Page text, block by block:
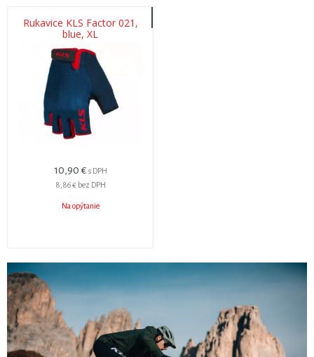
Rukavice KLS Factor 021,
blue, XL
10,90 € s DPH
8,86 € bez DPH
Na opýtanie